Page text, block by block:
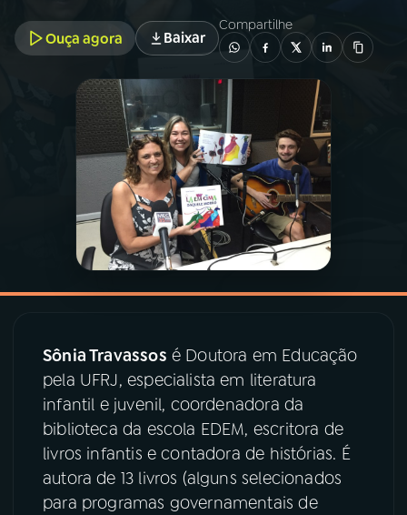
A RÁDIO
PROGRAMAÇÃO
PROGRAMAS
PODCASTS
VIDEOCASTS
PRÊMIO RÁDIO MEC
ACOMPANHE A RÁDIO MEC
YouTube Facebook
Ouça agora Baixar
Compartilhe
Sônia Travassos é Doutora em Educação
pela UFRJ, especialista em literatura
infantil e juvenil, coordenadora da
biblioteca da escola EDEM, escritora de
livros infantis e contadora de histórias. É
autora de 13 livros (alguns selecionados
para programas governamentais de